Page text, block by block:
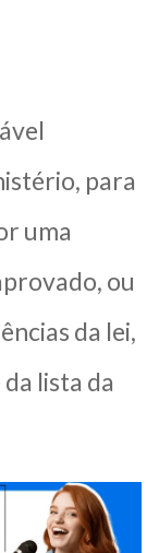
para
uma
ou
da lei,
lista da